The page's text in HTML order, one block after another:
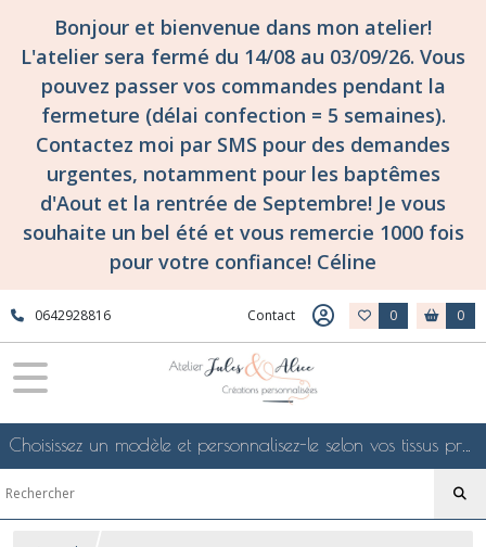
Bonjour et bienvenue dans mon atelier!
L'atelier sera fermé du 14/08 au 03/09/26. Vous
pouvez passer vos commandes pendant la
fermeture (délai confection = 5 semaines).
Contactez moi par SMS pour des demandes
urgentes, notamment pour les baptêmes
d'Aout et la rentrée de Septembre! Je vous
souhaite un bel été et vous remercie 1000 fois
pour votre confiance! Céline
0642928816 Contact 0 0
Choisissez un modèle et personnalisez-le selon vos tissus préférés de mes collections en ligne, je le confectionnerai selon vos souhaits